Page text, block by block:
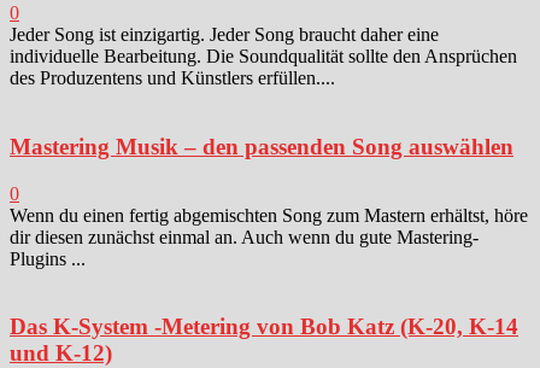
0
Jeder Song ist einzigartig. Jeder Song braucht daher eine
individuelle Bearbeitung. Die Soundqualität sollte den Ansprüchen
des Produzentens und Künstlers erfüllen....
Mastering Musik – den passenden Song auswählen
0
Wenn du einen fertig abgemischten Song zum Mastern erhältst, höre
dir diesen zunächst einmal an. Auch wenn du gute Mastering-
Plugins ...
Das K-System -Metering von Bob Katz (K-20, K-14
und K-12)